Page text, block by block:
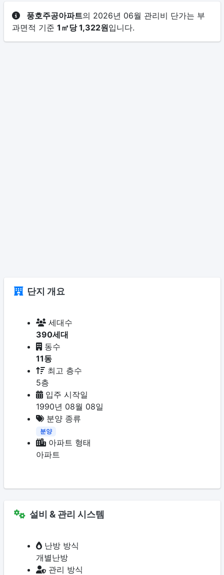
풍호주공아파트의 2026년 06월 관리비 단가는 부
과면적 기준 1㎡당 1,322원입니다.
단지 개요
세대수
390세대
동수
11동
최고 층수
5층
입주 시작일
1990년 08월 08일
분양 종류
분양
아파트 형태
아파트
설비 & 관리 시스템
난방 방식
개별난방
관리 방식